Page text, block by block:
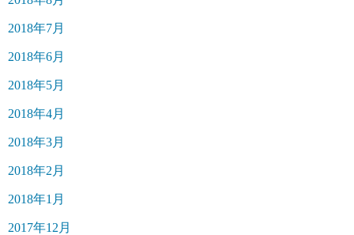
2018年7月
2018年6月
2018年5月
2018年4月
2018年3月
2018年2月
2018年1月
2017年12月